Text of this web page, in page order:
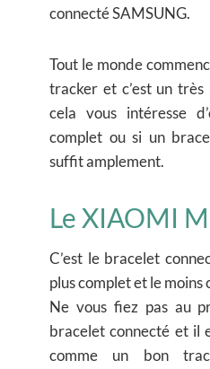
connecté SAMSUNG.
Tout le monde
tracker et c’est un
cela vous intéresse
complet ou si un
suffit amplement.
Le XIAOMI
C’est le bracelet
plus complet et le moins
Ne vous fiez pas au
bracelet connecté et il
comme un bon